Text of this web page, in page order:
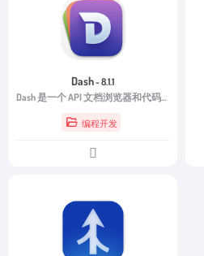
Dash- 8.1.1
Dash 是一个 API 文档浏览器和代码片段管理器。Dash 存储代码片段并立即搜索离线文档集以获取 200 多个 API、100 多个备忘单等。您甚至可以生成自己的文档集或请求将其包含在内。
编程开发